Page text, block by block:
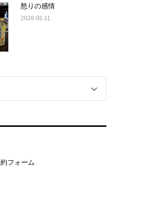
怒りの感情
2026.06.11
フォーム